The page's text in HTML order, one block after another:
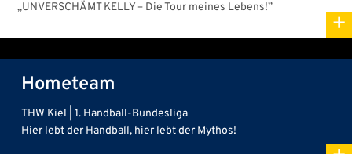
„UNVERSCHÄMT KELLY – Die Tour meines Lebens!”
+
Hometeam
THW Kiel | 1. Handball-Bundesliga
Hier lebt der Handball, hier lebt der Mythos!